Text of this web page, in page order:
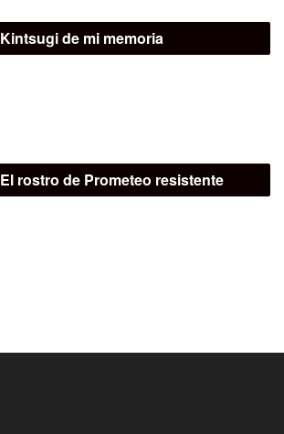
Kintsugi de mi memoria
El rostro de Prometeo resistente